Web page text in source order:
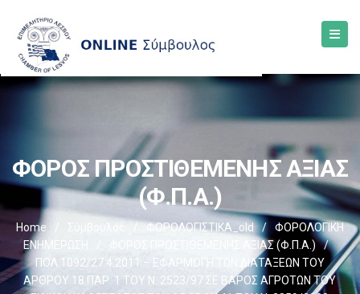
ΦΟΡΟΣ ΠΡΟΣΤΙΘΕΜΕΝΗΣ ΑΞΙΑΣ
(Φ.Π.Α.)
Home Σύμβουλος / ΦΟΡΟΛΟΓΙΣΤΙΚΑ_old /
ΦΟΡΟΛΟΓΙΚΗ
ΕΝΗΜΕΡΩΣΗ
ΦΟΡΟΣ ΠΡΟΣΤΙΘΕΜΕΝΗΣ ΑΞΙΑΣ (Φ.Π.Α.)
/
ΠΟΛ.1092/27.4.2011 – ΕΦΑΡΜΟΓΗ ΤΩΝ ΔΙΑΤΑΞΕΩΝ ΤΟΥ
ΑΡΘΡΟΥ 18 ΠΑΡ. 1 ΤΟΥ Ν. 2523/97 ΣΕ ΒΑΡΟΣ ΑΓΡΟΤΩΝ ΤΟΥ